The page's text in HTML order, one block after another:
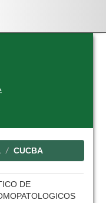
CUCBA
DE